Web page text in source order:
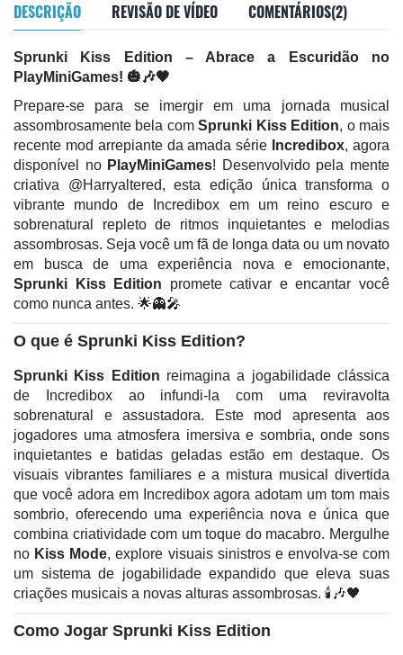
DESCRIÇÃO REVISÃO DE VÍDEO COMENTÁRIOS(2)
Sprunki Kiss Edition – Abrace a Escuridão no
PlayMiniGames! 🎃🎶🖤
Prepare-se para se imergir em uma jornada musical
assombrosamente bela comSprunki Kiss Edition, o mais
recente mod arrepiante da amada série Incredibox, agora
disponível no PlayMiniGames! Desenvolvido pela mente
criativa @Harryaltered, esta edição única transforma o
vibrante mundo de Incredibox em um reino escuro e
sobrenatural repleto de ritmos inquietantes e melodias
assombrosas. Seja você um fã de longa data ou um novato
em busca de uma experiência nova e emocionante,
Sprunki Kiss Edition promete cativar e encantar você
como nunca antes. 🌟👻🎤
O que é Sprunki Kiss Edition?
Sprunki Kiss Edition reimagina a jogabilidade clássica
de Incredibox ao infundi-la com uma reviravolta
sobrenatural e assustadora. Este mod apresenta aos
jogadores uma atmosfera imersiva e sombria, onde sons
inquietantes e batidas geladas estão em destaque. Os
visuais vibrantes familiares e a mistura musical divertida
que você adora em Incredibox agora adotam um tom mais
sombrio, oferecendo uma experiência nova e única que
combina criatividade com um toque do macabro. Mergulhe
no Kiss Mode, explore visuais sinistros e envolva-se com
um sistema de jogabilidade expandido que eleva suas
criações musicais a novas alturas assombrosas. 🕯️🎶🖤
Como Jogar Sprunki Kiss Edition